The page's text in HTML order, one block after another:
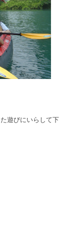
遊びにいらして下